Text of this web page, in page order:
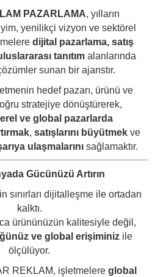
PAZARLAMA, yılların
yenilikçi vizyon ve sektörel
dijital pazarlama, satış
tanıtım alanlarında
sunan bir ajanstır.
hedef pazarı, ürünü ve
stratejiye dönüştürerek,
ve global pazarlarda
, satışlarını büyütmek ve
ulaşmalarını sağlamaktır.
Gücünüzü Artırın
sınırları dijitalleşme ile ortadan
kalktı.
ürününüzün kalitesiyle değil,
ve global erişiminiz ile
ölçülüyor.
REKLAM, işletmelere global